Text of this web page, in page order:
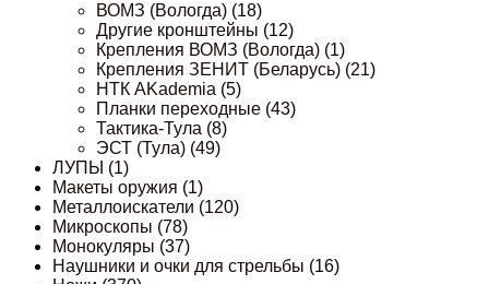
ВОМЗ (Вологда) (18)
Другие кронштейны (12)
Крепления ВОМЗ (Вологда) (1)
Крепления ЗЕНИТ (Беларусь) (21)
НТК AKademia (5)
Планки переходные (43)
Тактика-Тула (8)
ЭСТ (Тула) (49)
ЛУПЫ (1)
Макеты оружия (1)
Металлоискатели (120)
Микроскопы (78)
Монокуляры (37)
Наушники и очки для стрельбы (16)